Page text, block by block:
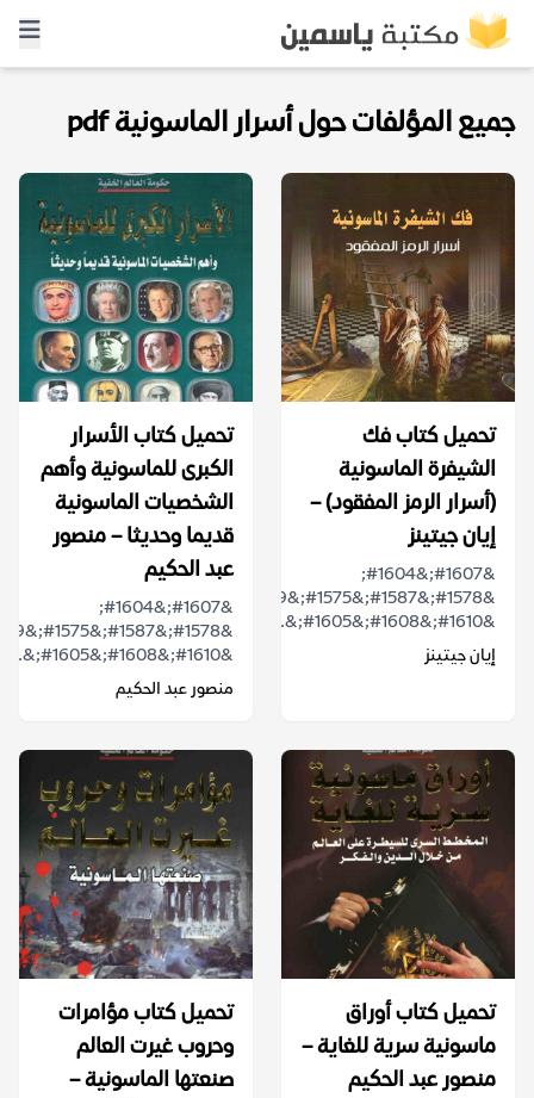
جميع المؤلفات حول أسرار الماسونية pdf
تحميل كتاب فك
الشيفرة الماسونية
(أسرار الرمز المفقود) –
إيان جيتينز
&#1607;&#1604;
&#1610;&#1608;&#1605;&...
إيان جيتينز
تحميل كتاب الأسرار
الكبرى للماسونية وأهم
الشخصيات الماسونية
قديما وحديثا – منصور
عبد الحكيم
&#1607;&#1604;
&#1610;&#1608;&#1605;&...
منصور عبد الحكيم
تحميل كتاب أوراق
ماسونية سرية للغاية –
منصور عبد الحكيم
تحميل كتاب مؤامرات
وحروب غيرت العالم
صنعتها الماسونية –